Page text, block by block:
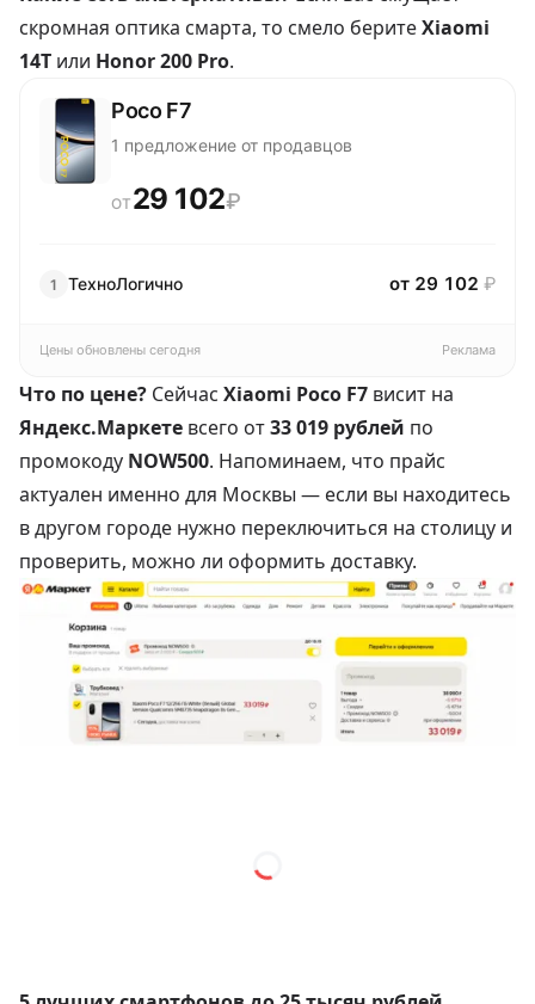
скромная оптика смарта, то смело беритеXiaomi
14T или Honor 200 Pro.
Poco F7
1 предложение от продавцов
ОТ 29 102₽
1 ТехноЛогично от 29 102 ₽
Цены обновлены сегодня Реклама
Что по цене? Сейчас Xiaomi Poco F7 висит на
Яндекс.Маркете всего от33 019 рублей по
промокоду NOW500. Напоминаем, что прайс
актуален именно для Москвы — если вы находитесь
в другом городе нужно переключиться на столицу и
проверить, можно ли оформить доставку.